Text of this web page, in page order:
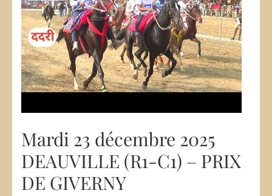
Mardi 23 décembre 2025
DEAUVILLE (R1-C1) – PRIX
DE GIVERNY